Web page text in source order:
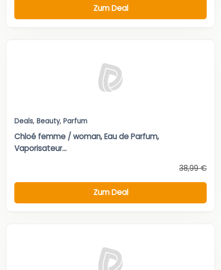
Zum Deal
Deals, Beauty, Parfum
Chloé femme / woman, Eau de Parfum,
Vaporisateur...
38,99 €
Zum Deal